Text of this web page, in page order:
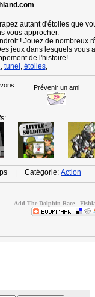
autant d'étoiles que
vous approcher.
! Jouez de nombreux
jeux dans lesquels vous
de l'histoire!
, tunel , étoiles,
Prévenir un ami
| Catégorie: Action
Add The Dolphin Race -